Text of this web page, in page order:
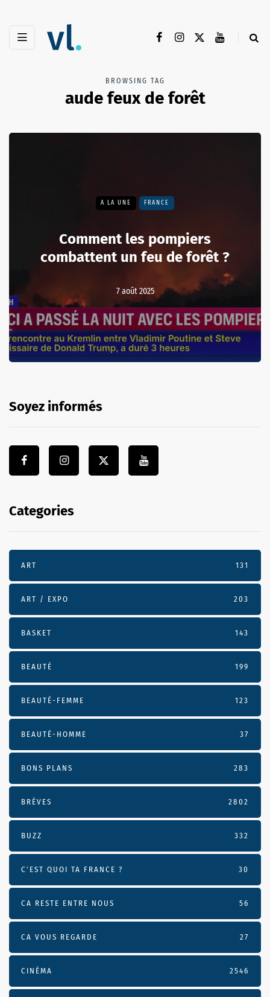
BROWSING TAG
aude feux de forêt
A LA UNE FRANCE
Comment les pompiers
combattent un feu de forêt ?
7 août 2025
Soyez informés
Categories
ART 131
ART / EXPO 203
BASKET 143
BEAUTÉ 199
BEAUTÉ-FEMME 123
BEAUTÉ-HOMME 37
BONS PLANS 283
BRÈVES 2802
BUZZ 332
C'EST QUOI TA FRANCE ? 30
CA RESTE ENTRE NOUS 56
CA VOUS REGARDE 27
CINÉMA 2546